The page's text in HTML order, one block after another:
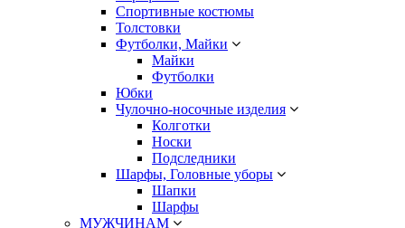
Спортивные костюмы
Толстовки
Футболки, Майки
Майки
Футболки
Юбки
Чулочно-носочные изделия
Колготки
Носки
Подследники
Шарфы, Головные уборы
Шапки
Шарфы
МУЖЧИНАМ